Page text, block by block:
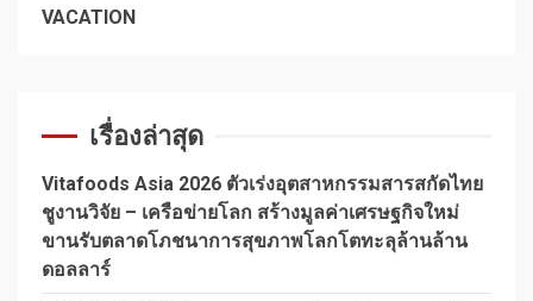
VACATION
เรื่องล่าสุด
Vitafoods Asia 2026 ตัวเร่งอุตสาหกรรมสารสกัดไทย
ชูงานวิจัย – เครือข่ายโลก สร้างมูลค่าเศรษฐกิจใหม่
ขานรับตลาดโภชนาการสุขภาพโลกโตทะลุล้านล้าน
ดอลลาร์